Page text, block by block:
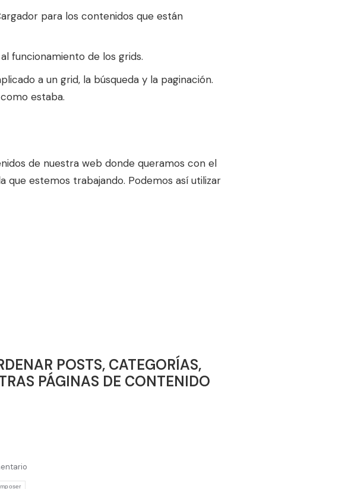
para los contenidos que están
funcionamiento de los grids.
a un grid, la búsqueda y la paginación.
estaba.
de nuestra web donde queramos con el
que estemos trabajando. Podemos así utilizar
POSTS, CATEGORÍAS,
PÁGINAS DE CONTENIDO